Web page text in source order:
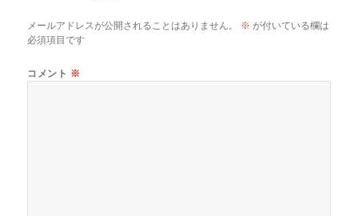
メールアドレスが公開されることはありません。 ※ が付いている欄は
必須項目です
コメント ※